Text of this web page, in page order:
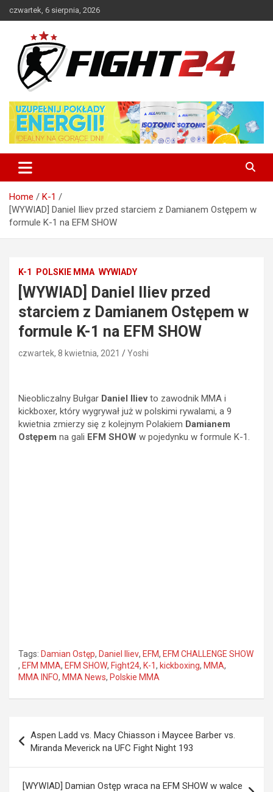
to
czwartek, 6 sierpnia, 2026
FIGHT24.PL – MMA i K-1, UFC
Home
K-1
[WYWIAD] Daniel Iliev przed starciem z Damianem Ostępem w
formule K-1 na EFM SHOW
K-1 POLSKIE MMA WYWIADY
[WYWIAD] Daniel Iliev przed
starciem z Damianem Ostępem w
formule K-1 na EFM SHOW
czwartek, 8 kwietnia, 2021 Yoshi
Nieobliczalny Bułgar Daniel Ilievto zawodnik MMA i
kickboxer, który wygrywał już w polskimi rywalami, a 9
kwietnia zmierzy się z kolejnym Polakiem Damianem
Ostępem na gali EFM SHOW w pojedynku w formule K-1.
Tags: Damian Ostęp, Daniel Iliev, EFM, EFM CHALLENGE SHOW
, EFM MMA, EFM SHOW, Fight24, K-1, kickboxing, MMA,
MMA INFO, MMA News, Polskie MMA
wpisu
Aspen Ladd vs. Macy Chiasson i Maycee Barber vs.
Miranda Meverick na UFC Fight Night 193
[WYWIAD] Damian Ostęp wraca na EFM SHOW w walce